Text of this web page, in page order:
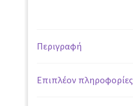
Περιγραφή
Επιπλέον πληροφορίες